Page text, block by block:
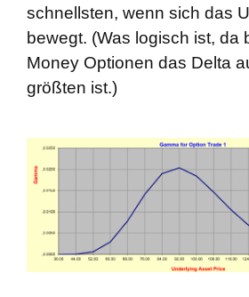
schnellsten, wenn sich das
bewegt. (Was logisch ist, da
Money Optionen das Delta
größten ist.)